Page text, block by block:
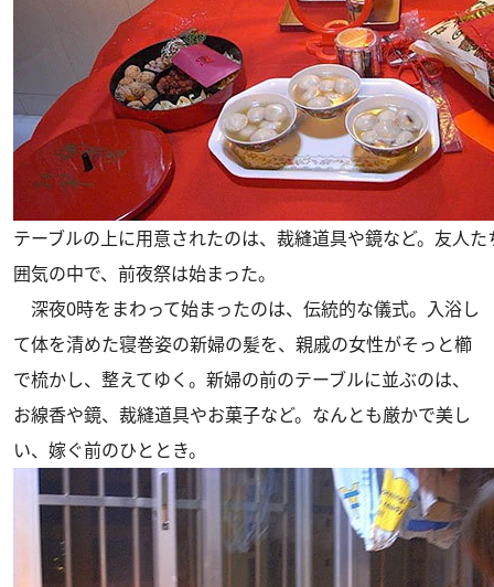
テーブルの上に用意されたのは、裁縫道具や鏡など。友人
囲気の中で、前夜祭は始まった。
深夜0時をまわって始まったのは、伝統的な儀式。入浴し
て体を清めた寝巻姿の新婦の髪を、親戚の女性がそっと櫛
で梳かし、整えてゆく。新婦の前のテーブルに並ぶのは、
お線香や鏡、裁縫道具やお菓子など。なんとも厳かで美し
い、嫁ぐ前のひととき。